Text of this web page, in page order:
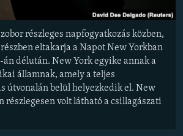
részleges napfogyatkozás közben,
eltakarja a Napot New Yorkban
délután. New York egyike annak a
államnak, amely a teljes
útvonalán belül helyezkedik el. New
részlegesen volt látható a csillagászati